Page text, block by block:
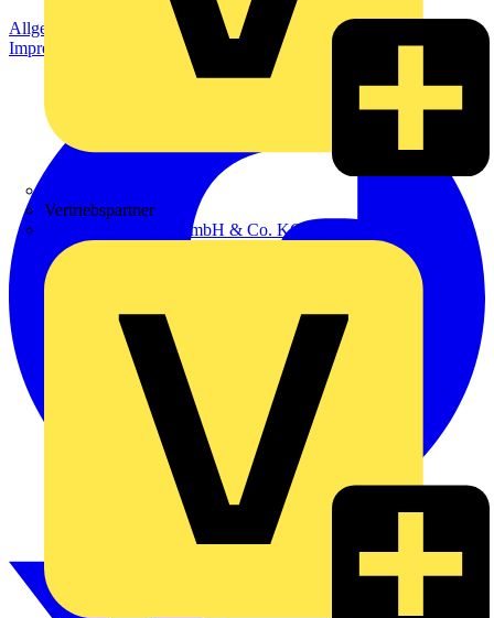
Vertriebspartner
Adalbert Zajadacz GmbH & Co. KG
Allgemeine Geschäftsbedingungen
Datenschutzerklärung
Impressum